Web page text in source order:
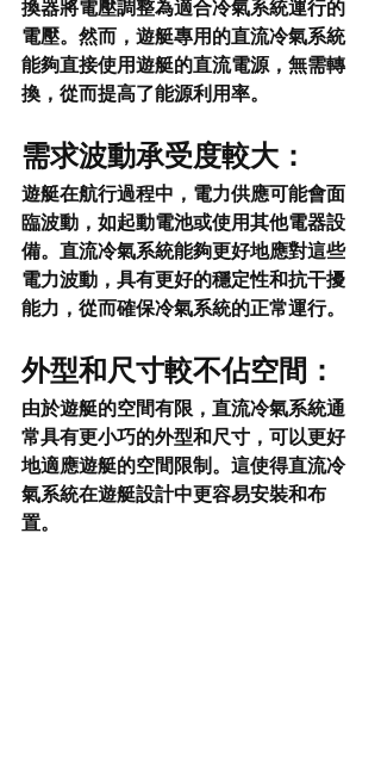
換器將電壓調整為適合冷氣系統運行的
電壓。然而，遊艇專用的直流冷氣系統
能夠直接使用遊艇的直流電源，無需轉
換，從而提高了能源利用率。
需求波動承受度較大：
遊艇在航行過程中，電力供應可能會面
臨波動，如起動電池或使用其他電器設
備。直流冷氣系統能夠更好地應對這些
電力波動，具有更好的穩定性和抗干擾
能力，從而確保冷氣系統的正常運行。
外型和尺寸較不佔空間：
由於遊艇的空間有限，直流冷氣系統通
常具有更小巧的外型和尺寸，可以更好
地適應遊艇的空間限制。這使得直流冷
氣系統在遊艇設計中更容易安裝和布
置。